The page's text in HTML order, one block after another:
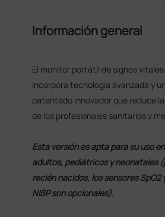
Información general
El monitor portátil de signos vitales
incorpora tecnología avanzada y
patentado innovador que reduce
de los profesionales sanitarios y
Esta versión es apta para su uso
adultos, pediátricos y neonatales
recién nacidos, los sensores SpO2
NIBP son opcionales).